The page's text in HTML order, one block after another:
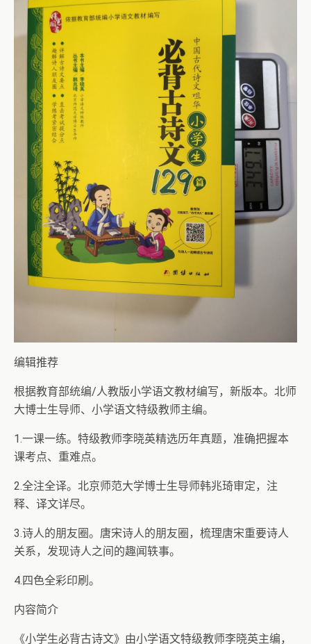
编辑推荐
根据教育部统编/人教版小学语文教材编写，新版本。北师
大博士生导师、小学语文特级教师主编。
1.一课一练。特级教师李晓英精选历年真题，准确把握本
课考点、重难点。
2.全注全译。北京师范大学博士生导师韩兆琦审定，注
释、译文详尽。
3.诗人的朋友圈。唐宋诗人的朋友圈，梳理唐宋重要诗人
关系，发现诗人之间的趣闻轶事。
4.四色全彩印刷。
内容简介
《小学生必背古诗文》由小学语文特级教师李晓英主编，